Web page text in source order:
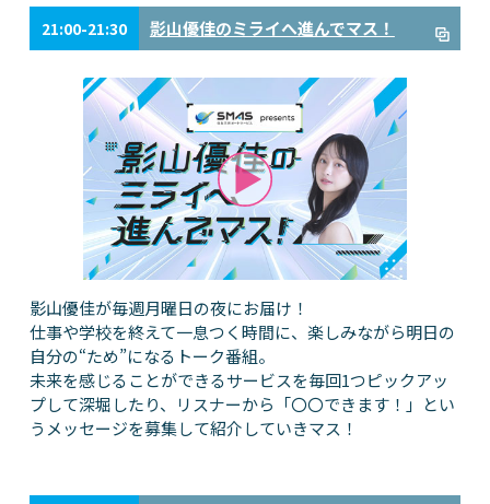
21:00-21:30 影山優佳のミライへ進んでマス！
影山優佳が毎週月曜日の夜にお届け！
仕事や学校を終えて一息つく時間に、楽しみながら明日の
自分の“ため”になるトーク番組。
未来を感じることができるサービスを毎回1つピックアッ
プして深堀したり、リスナーから「〇〇できます！」とい
うメッセージを募集して紹介していきマス！